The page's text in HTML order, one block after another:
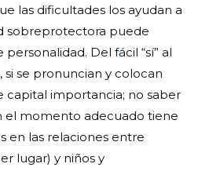
las dificultades los ayudan a
sobreprotectora puede
Del fácil “sí” al
si se pronuncian y colocan
capital importancia; no saber
el momento adecuado tiene
en las relaciones entre
lugar) y niños y